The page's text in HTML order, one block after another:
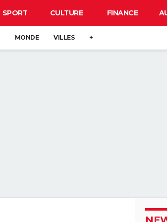
SPORT CULTURE FINANCE
MONDE VILLES +